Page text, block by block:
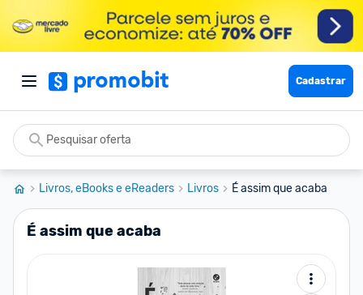
Cadastrar
Livros, eBooks e eReaders Livros É assim que acaba
É assim que acaba